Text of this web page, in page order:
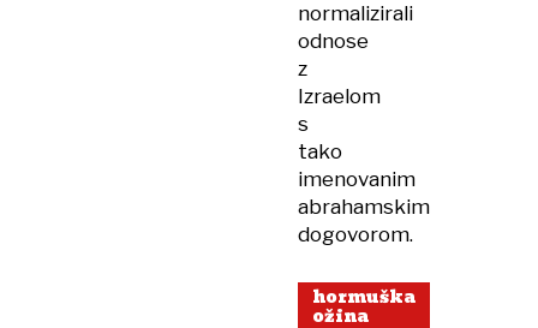
normalizirali
odnose
z
Izraelom
s
tako
imenovanim
abrahamskim
dogovorom.
hormuška
ožina